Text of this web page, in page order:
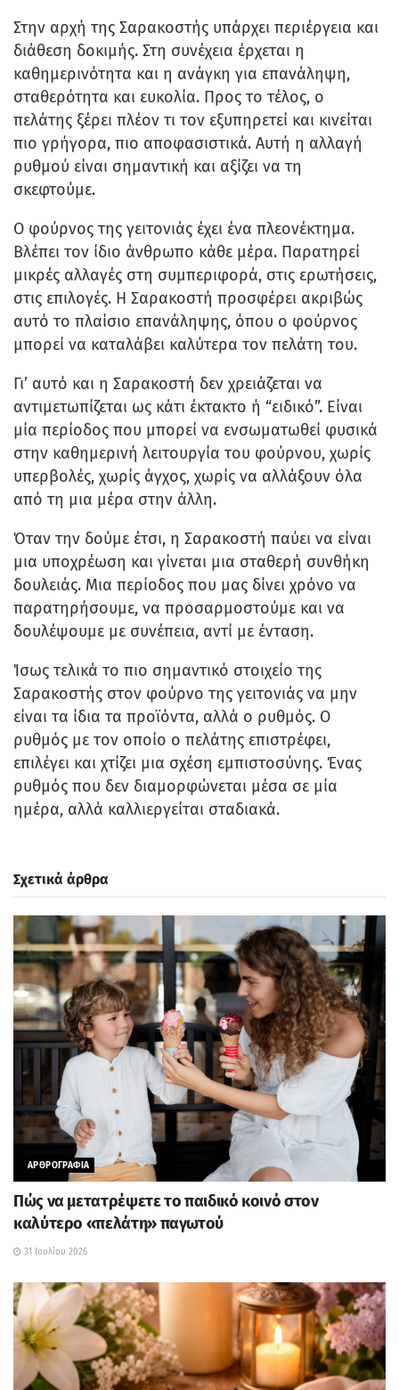
Στην αρχή της Σαρακοστής υπάρχει περιέργεια και
διάθεση δοκιμής. Στη συνέχεια έρχεται η
καθημερινότητα και η ανάγκη για επανάληψη,
σταθερότητα και ευκολία. Προς το τέλος, ο
πελάτης ξέρει πλέον τι τον εξυπηρετεί και κινείται
πιο γρήγορα, πιο αποφασιστικά. Αυτή η αλλαγή
ρυθμού είναι σημαντική και αξίζει να τη
σκεφτούμε.
Ο φούρνος της γειτονιάς έχει ένα πλεονέκτημα.
Βλέπει τον ίδιο άνθρωπο κάθε μέρα. Παρατηρεί
μικρές αλλαγές στη συμπεριφορά, στις ερωτήσεις,
στις επιλογές. Η Σαρακοστή προσφέρει ακριβώς
αυτό το πλαίσιο επανάληψης, όπου ο φούρνος
μπορεί να καταλάβει καλύτερα τον πελάτη του.
Γι’ αυτό και η Σαρακοστή δεν χρειάζεται να
αντιμετωπίζεται ως κάτι έκτακτο ή “ειδικό”. Είναι
μία περίοδος που μπορεί να ενσωματωθεί φυσικά
στην καθημερινή λειτουργία του φούρνου, χωρίς
υπερβολές, χωρίς άγχος, χωρίς να αλλάξουν όλα
από τη μια μέρα στην άλλη.
Όταν την δούμε έτσι, η Σαρακοστή παύει να είναι
μια υποχρέωση και γίνεται μια σταθερή συνθήκη
δουλειάς. Μια περίοδος που μας δίνει χρόνο να
παρατηρήσουμε, να προσαρμοστούμε και να
δουλέψουμε με συνέπεια, αντί με ένταση.
Ίσως τελικά το πιο σημαντικό στοιχείο της
Σαρακοστής στον φούρνο της γειτονιάς να μην
είναι τα ίδια τα προϊόντα, αλλά ο ρυθμός. Ο
ρυθμός με τον οποίο ο πελάτης επιστρέφει,
επιλέγει και χτίζει μια σχέση εμπιστοσύνης. Ένας
ρυθμός που δεν διαμορφώνεται μέσα σε μία
ημέρα, αλλά καλλιεργείται σταδιακά.
Σχετικά άρθρα
ΑΡΘΡΟΓΡΑΦΙΑ
Πώς να μετατρέψετε το παιδικό κοινό στον
καλύτερο «πελάτη» παγωτού
31 Ιουλίου 2026